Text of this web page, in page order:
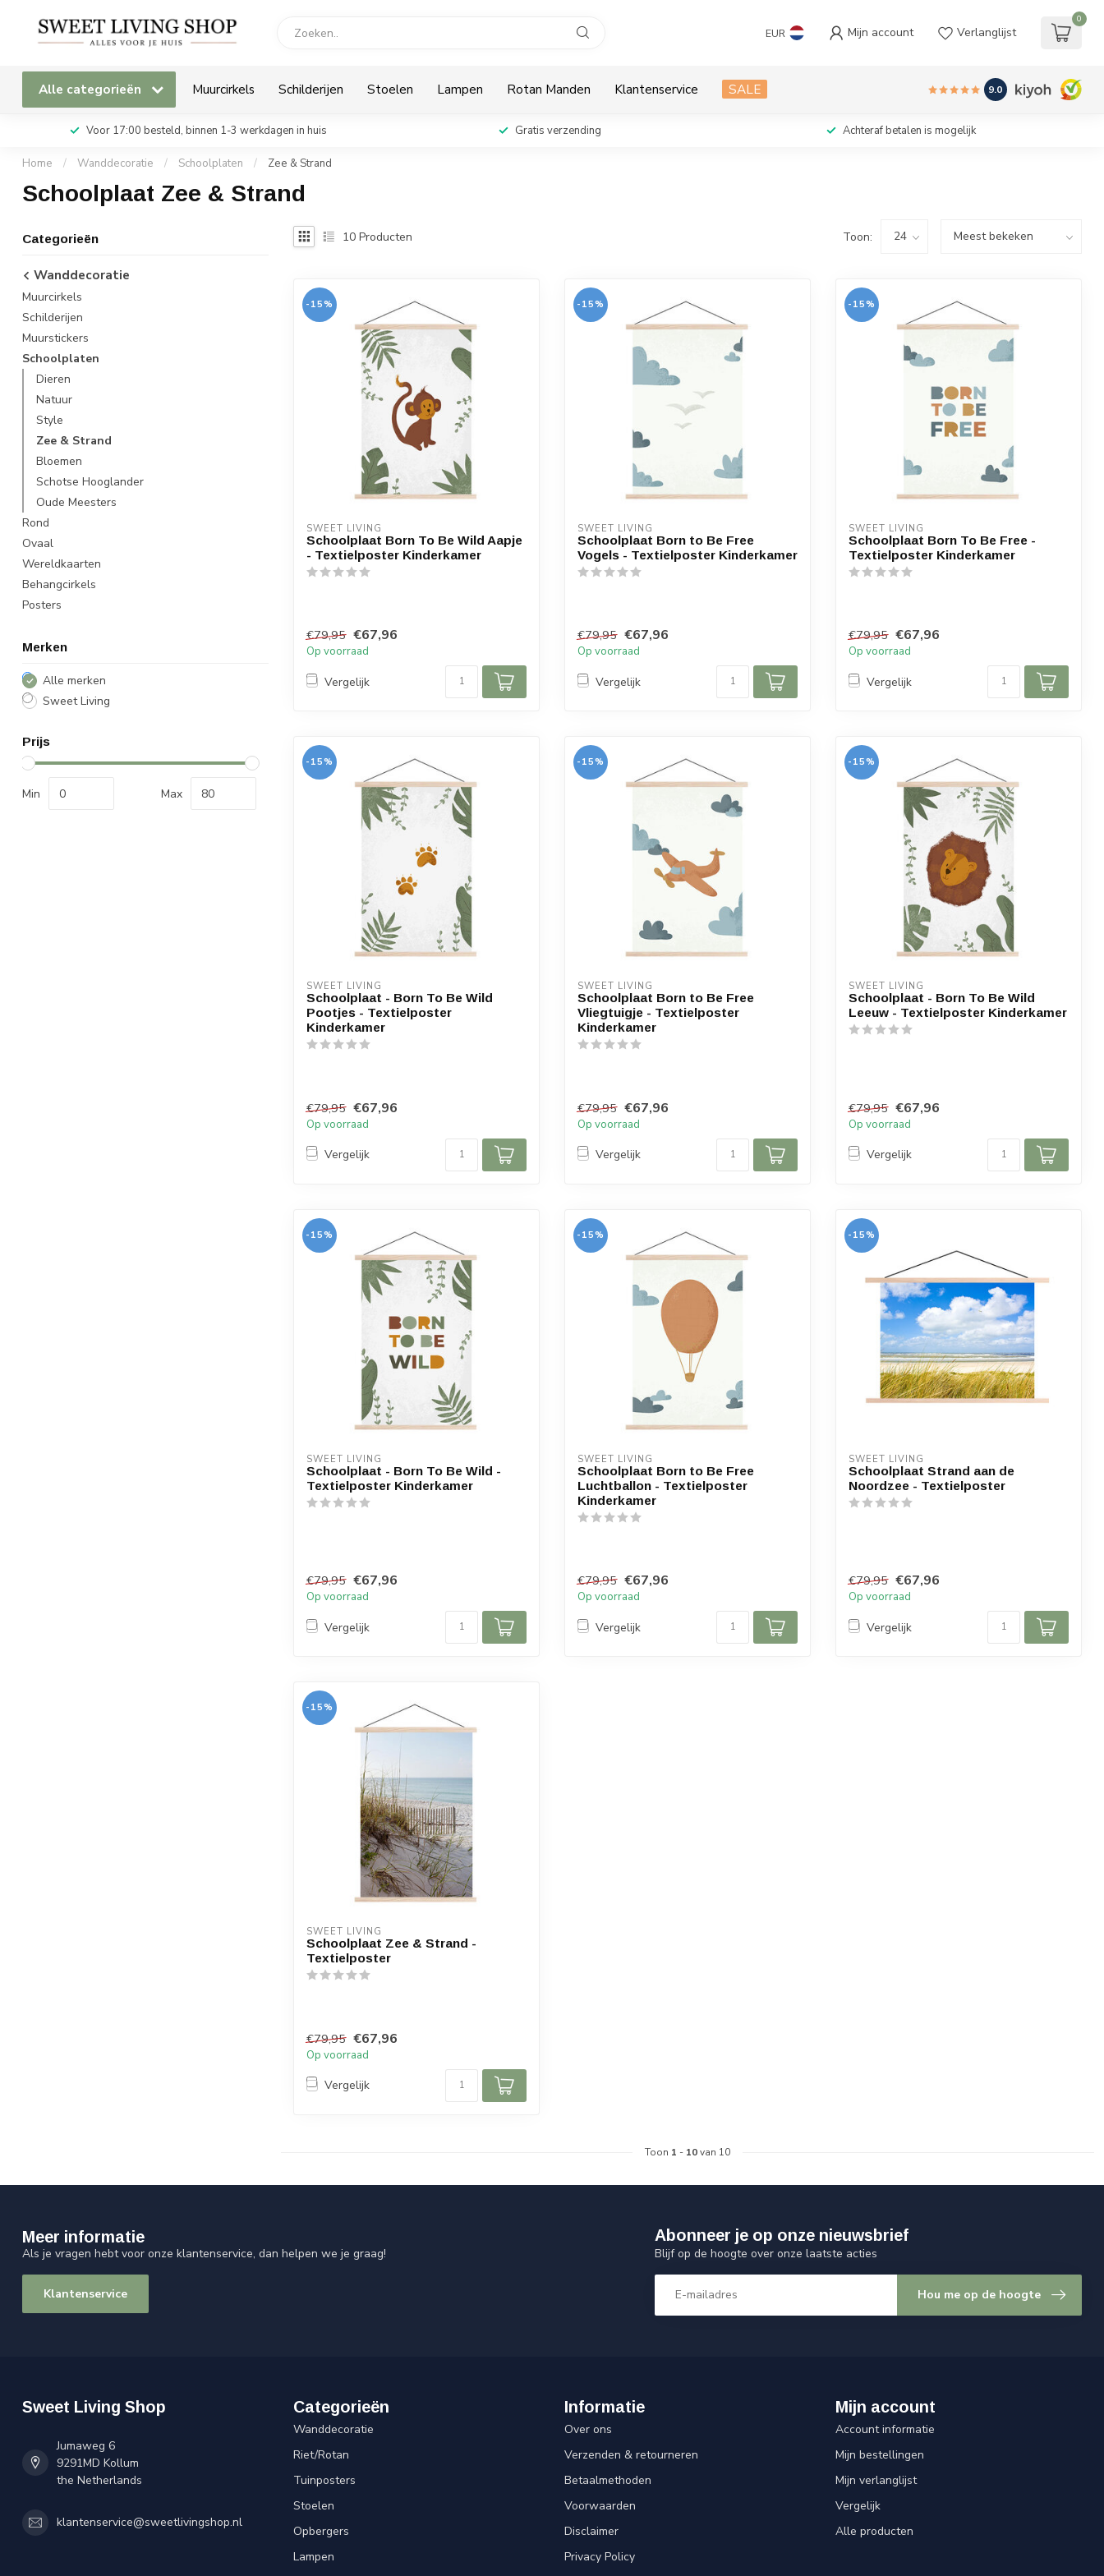
EUR Mijn account Verlanglijst
0
Alle categorieën Muurcirkels Schilderijen Stoelen Lampen Rotan Manden Klantenservice SALE 9.0
Voor 17:00 besteld, binnen 1-3 werkdagen in huis Gratis verzending Achteraf betalen is mogelijk
Home / Wanddecoratie / Schoolplaten / Zee & Strand
Schoolplaat Zee & Strand
Categorieën
Wanddecoratie
Muurcirkels
Schilderijen
Muurstickers
Schoolplaten
Dieren
Natuur
Style
Zee & Strand
Bloemen
Schotse Hooglander
Oude Meesters
Rond
Ovaal
Wereldkaarten
Behangcirkels
Posters
Merken
Alle merken
Sweet Living
Prijs
Min Max
10 Producten Toon:
-15%
SWEET LIVING
Schoolplaat Born To Be Wild Aapje
- Textielposter Kinderkamer
€79,95 €67,96
Op voorraad
Vergelijk
-15%
SWEET LIVING
Schoolplaat Born to Be Free
Vogels - Textielposter Kinderkamer
€79,95 €67,96
Op voorraad
Vergelijk
-15%
SWEET LIVING
Schoolplaat Born To Be Free -
Textielposter Kinderkamer
€79,95 €67,96
Op voorraad
Vergelijk
-15%
SWEET LIVING
Schoolplaat - Born To Be Wild
Pootjes - Textielposter
Kinderkamer
€79,95 €67,96
Op voorraad
Vergelijk
-15%
SWEET LIVING
Schoolplaat Born to Be Free
Vliegtuigje - Textielposter
Kinderkamer
€79,95 €67,96
Op voorraad
Vergelijk
-15%
SWEET LIVING
Schoolplaat - Born To Be Wild
Leeuw - Textielposter Kinderkamer
€79,95 €67,96
Op voorraad
Vergelijk
-15%
SWEET LIVING
Schoolplaat - Born To Be Wild -
Textielposter Kinderkamer
€79,95 €67,96
Op voorraad
Vergelijk
-15%
SWEET LIVING
Schoolplaat Born to Be Free
Luchtballon - Textielposter
Kinderkamer
€79,95 €67,96
Op voorraad
Vergelijk
-15%
SWEET LIVING
Schoolplaat Strand aan de
Noordzee - Textielposter
€79,95 €67,96
Op voorraad
Vergelijk
-15%
SWEET LIVING
Schoolplaat Zee & Strand -
Textielposter
€79,95 €67,96
Op voorraad
Vergelijk
Toon 1 - 10van 10
Meer informatie
Als je vragen hebt voor onze klantenservice, dan helpen we je graag!
Klantenservice
Abonneer je op onze nieuwsbrief
Blijf op de hoogte over onze laatste acties
Hou me op de hoogte
Sweet Living Shop
Jumaweg 6
9291MD Kollum
the Netherlands
klantenservice@sweetlivingshop.nl
Categorieën
Wanddecoratie
Riet/Rotan
Tuinposters
Stoelen
Opbergers
Lampen
Informatie
Over ons
Verzenden & retourneren
Betaalmethoden
Voorwaarden
Disclaimer
Privacy Policy
Mijn account
Account informatie
Mijn bestellingen
Mijn verlanglijst
Vergelijk
Alle producten